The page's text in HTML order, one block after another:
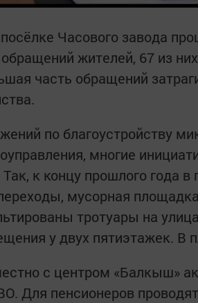
Часового завода
обращений жителей, 67 из
часть обращений
по благоустройству
многие
к концу прошлого года
мусорная
тротуары на
у двух пятиэтажек. В
с центром «Балкыш»
Для пенсионеров